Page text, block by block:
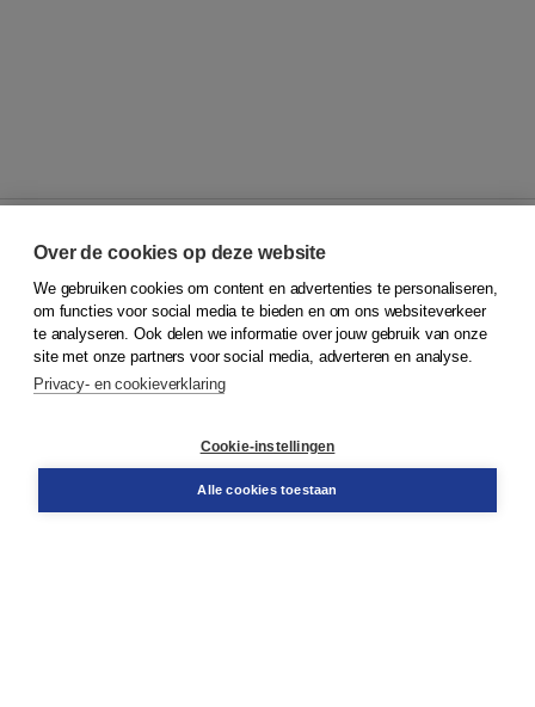
© 2026Koninklijke Boom uitgevers
Klantenservice
Service & informatie
Contact
Over de cookies op deze website
We gebruiken cookies om content en advertenties te personaliseren,
om functies voor social media te bieden en om ons websiteverkeer
te analyseren. Ook delen we informatie over jouw gebruik van onze
site met onze partners voor social media, adverteren en analyse.
Privacy- en cookieverklaring
Cookie-instellingen
Alle cookies toestaan